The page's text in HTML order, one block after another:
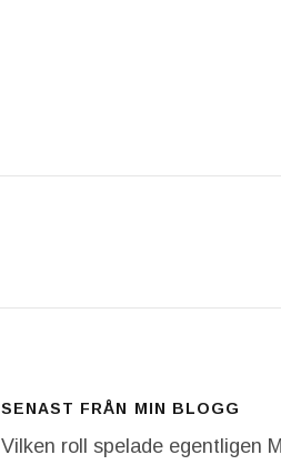
SENAST FRÅN MIN BLOGG
Vilken roll spelade egentligen